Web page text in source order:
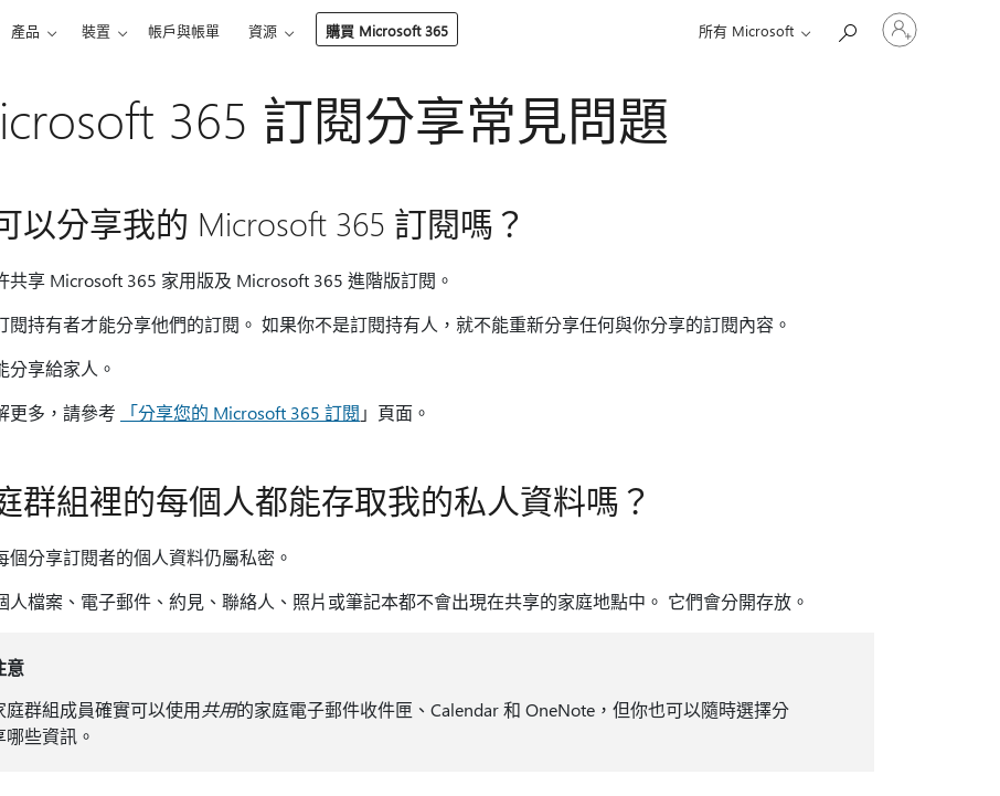
產品 裝置 帳戶與帳單 資源 購買 Microsoft 365 所有 Microsoft
登
入
365 訂閱分享常見問題
以分享我的 Microsoft 365 訂閱嗎？
共享 Microsoft 365 家用版及 Microsoft 365 進階版訂閱。
閱持有者才能分享他們的訂閱。 如果你不是訂閱持有人，就不能重新分享任何與你分享的訂閱內容。
分享給家人。
更多，請參考
「分享您的 Microsoft 365 訂閱 」頁面。
群組裡的每個人都能存取我的私人資料嗎？
個分享訂閱者的個人資料仍屬私密。
人檔案、電子郵件、約見、聯絡人、照片或筆記本都不會出現在共享的家庭地點中。 它們會分開存放。
意
庭群組成員確實可以使用共用的家庭電子郵件收件匣、Calendar 和 OneNote，但你也可以隨時選擇分
哪些資訊。